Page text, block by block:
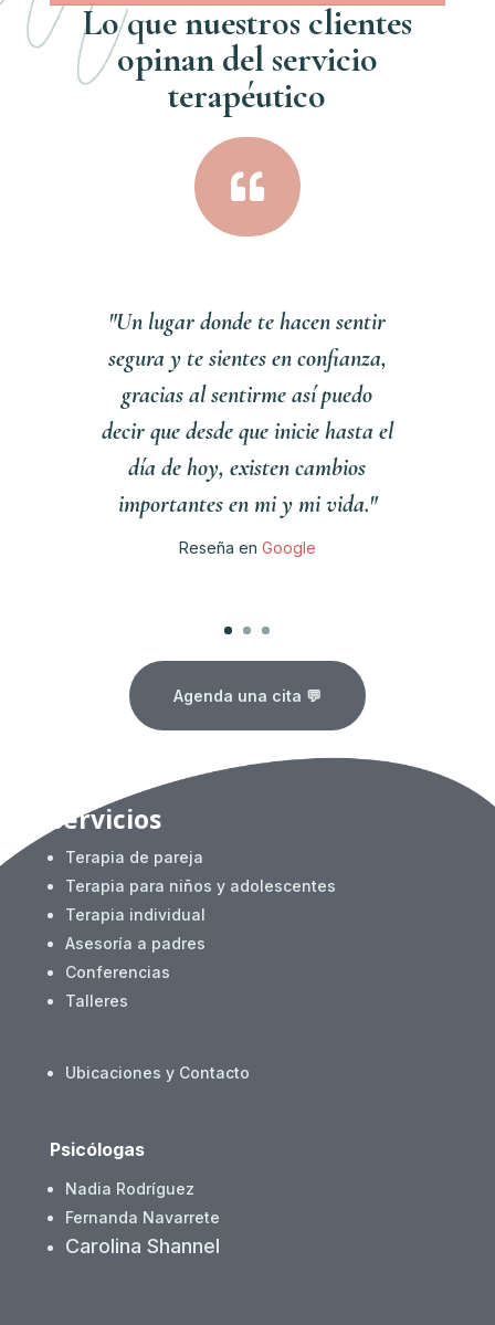
Lo que nuestros clientes
opinan del servicio
terapéutico

"Un lugar donde te hacen sentir
segura y te sientes en confianza,
gracias al sentirme así puedo
decir que desde que inicie hasta el
día de hoy, existen cambios
importantes en mi y mi vida."
Reseña en Google
Agenda una cita 💬
Servicios
Terapia de pareja
Terapia para niños y adolescentes
Terapia individual
Asesoría a padres
Conferencias
Talleres
Ubicaciones y Contacto
Psicólogas
Nadia Rodríguez
Fernanda Navarrete
Carolina Shannel